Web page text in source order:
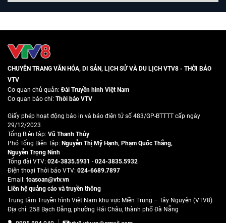
CHUYÊN TRANG VĂN HÓA, DI SẢN, LỊCH SỬ VÀ DU LỊCH VTV8 - THỜI BÁO
VTV
Cơ quan chủ quản:Đài Truyền hình Việt Nam
Cơ quan báo chí: Thời báo VTV
Giấy phép hoạt động báo in và báo điện tử số 483/GP-BTTTT cấp ngày
29/12/2023
Tổng Biên tập: Vũ Thanh Thủy
Phó Tổng Biên Tập: Nguyễn Thị Mỹ Hạnh, Phạm Quốc Thắng,
Nguyễn Trọng Ninh
Tổng đài VTV: 024-3835.5931 - 024-3835.5932
Ðiện thoại Thời báo VTV: 024-6689.7897
Email: toasoan@vtv.vn
Liên hệ quảng cáo và truyền thông
Trung tâm Truyền hình Việt Nam khu vực Miền Trung – Tây Nguyên (VTV8)
Địa chỉ: 258 Bạch Đằng, phường Hải Châu, thành phố Đà Nẵng